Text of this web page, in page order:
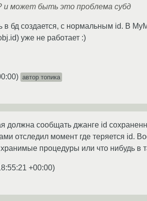
и может быть это проблема субд
бд создается, с нормальным id. В
уже не работает :)
) автор топика
должна сообщать джанге id
отследил момент где теряется id.
процедуры или что нибудь в
+00:00)